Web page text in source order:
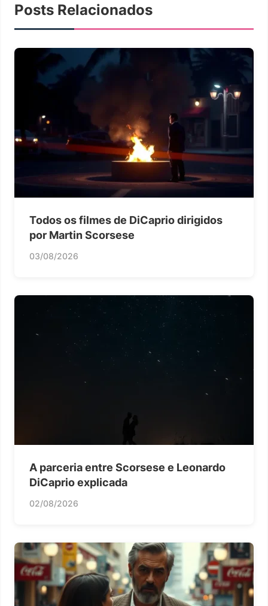
Posts Relacionados
Todos os filmes de DiCaprio dirigidos
por Martin Scorsese
03/08/2026
A parceria entre Scorsese e Leonardo
DiCaprio explicada
02/08/2026